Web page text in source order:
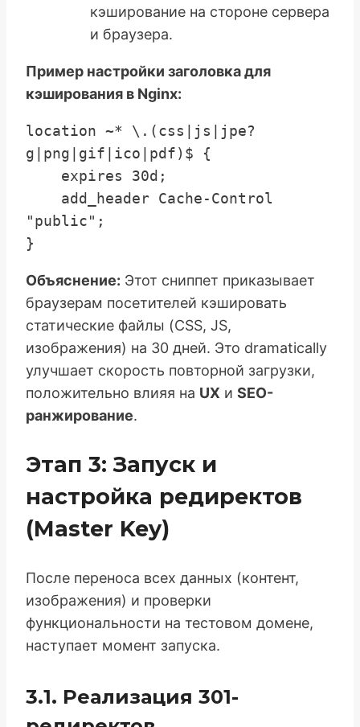
кэширование на стороне сервера
и браузера.
Пример настройки заголовка для
кэширования в Nginx:
location ~* \.(css|js|jpe?
g|png|gif|ico|pdf)$ {
"public";
Объяснение: Этот сниппет приказывает
браузерам посетителей кэшировать
статические файлы (CSS, JS,
изображения) на 30 дней. Это dramatically
улучшает скорость повторной загрузки,
положительно влияя на UX и SEO-
ранжирование.
Этап 3: Запуск и
настройка редиректов
(Master Key)
После переноса всех данных (контент,
изображения) и проверки
функциональности на тестовом домене,
наступает момент запуска.
3.1. Реализация 301-